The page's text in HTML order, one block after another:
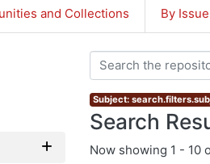
and Collections By
Subject:
Search
Now showing 1 - 10